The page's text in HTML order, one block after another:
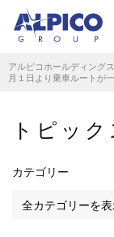
アルピコホールディングス
月１日より乗車ルートが
トピック
カテゴリー